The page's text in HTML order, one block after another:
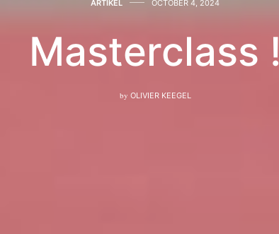
ARTIKEL OCTOBER 4, 2024
Masterclass !
by OLIVIER KEEGEL